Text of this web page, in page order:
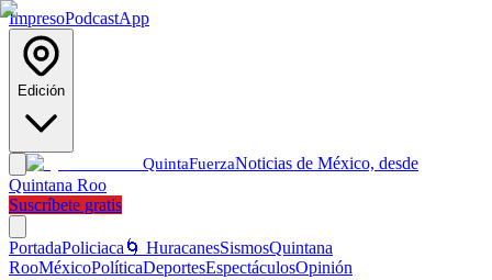
ImpresoPodcastApp
Edición
QuintaFuerzaNoticias de México, desde
Quintana Roo
Suscríbete gratis
PortadaPoliciaca 🌀 HuracanesSismosQuintana
RooMéxicoPolíticaDeportesEspectáculosOpinión